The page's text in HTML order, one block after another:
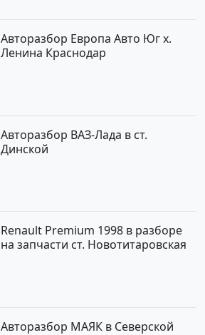
Авторазбор Европа Авто Юг х.
Ленина Краснодар
Авторазбор ВАЗ-Лада в ст.
Динской
Renault Premium 1998 в разборе
на запчасти ст. Новотитаровская
Авторазбор МАЯК в Северской